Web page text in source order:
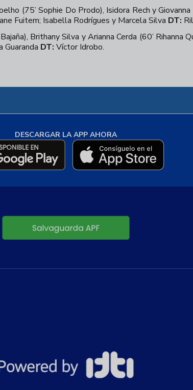
(75’ Sophie Do Prodo), Isidora Rech y
Fuitem; Isabella Rodrígues y Marcela Silva DT:
Brithany Silva y Arianna Cerda (60’ Rihanna
Guaranda DT: Víctor Idrobo.
DESCARGAR LA APP AHORA